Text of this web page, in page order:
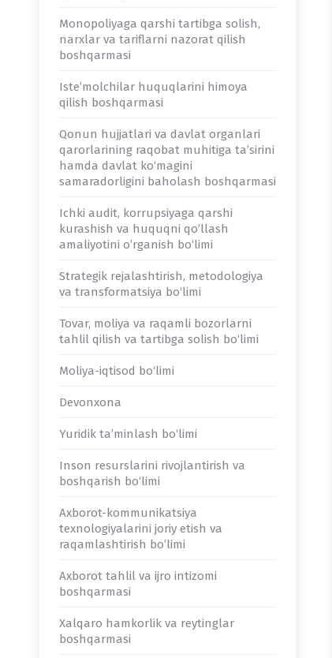
Monopoliyaga qarshi tartibga solish,
narxlar va tariflarni nazorat qilish
boshqarmasi
Iste’molchilar huquqlarini himoya
qilish boshqarmasi
Qonun hujjatlari va davlat organlari
qarorlarining raqobat muhitiga ta’sirini
hamda davlat ko‘magini
samaradorligini baholash boshqarmasi
Ichki audit, korrupsiyaga qarshi
kurashish va huquqni qoʼllash
amaliyotini oʼrganish bo‘limi
Strategik rejalashtirish, metodologiya
va transformatsiya bo‘limi
Tovar, moliya va raqamli bozorlarni
tahlil qilish va tartibga solish bo‘limi
Moliya-iqtisod bo‘limi
Devonxona
Yuridik ta’minlash bo‘limi
Inson resurslarini rivojlantirish va
boshqarish bo‘limi
Axborot-kommunikatsiya
texnologiyalarini joriy etish va
raqamlashtirish bo’limi
Axborot tahlil va ijro intizomi
boshqarmasi
Xalqaro hamkorlik va reytinglar
boshqarmasi